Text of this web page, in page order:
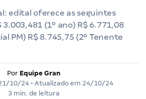
edital oferece as seguintes
(1º ano) R$ 6.771,08
PM) R$ 8.745,75 (2º Tenente
Por Equipe Gran
10/24 • Atualizado em 24/10/24
3 min. de leitura